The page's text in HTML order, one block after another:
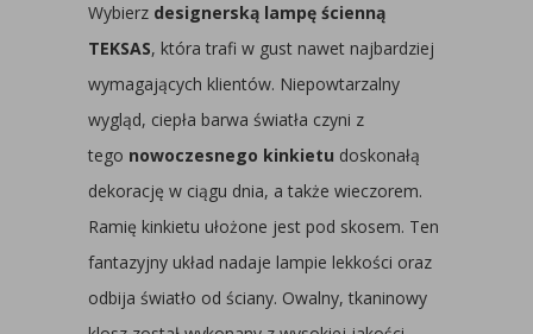
Wybierz designerską lampę ścienną
TEKSAS, która trafi w gust nawet najbardziej
wymagających klientów. Niepowtarzalny
wygląd, ciepła barwa światła czyni z
tego nowoczesnego kinkietu doskonałą
dekorację w ciągu dnia, a także wieczorem.
Ramię kinkietu ułożone jest pod skosem. Ten
fantazyjny układ nadaje lampie lekkości oraz
odbija światło od ściany. Owalny, tkaninowy